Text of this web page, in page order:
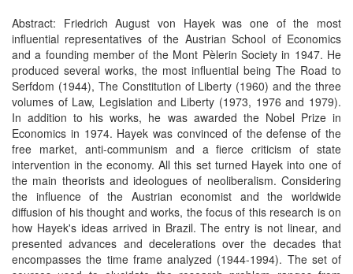
Abstract: Friedrich August von Hayek was one of the most
influential representatives of the Austrian School of Economics
and a founding member of the Mont Pèlerin Society in 1947. He
produced several works, the most influential being The Road to
Serfdom (1944), The Constitution of Liberty (1960) and the three
volumes of Law, Legislation and Liberty (1973, 1976 and 1979).
In addition to his works, he was awarded the Nobel Prize in
Economics in 1974. Hayek was convinced of the defense of the
free market, anti-communism and a fierce criticism of state
intervention in the economy. All this set turned Hayek into one of
the main theorists and ideologues of neoliberalism. Considering
the influence of the Austrian economist and the worldwide
diffusion of his thought and works, the focus of this research is on
how Hayek's ideas arrived in Brazil. The entry is not linear, and
presented advances and decelerations over the decades that
encompasses the time frame analyzed (1944-1994). The set of